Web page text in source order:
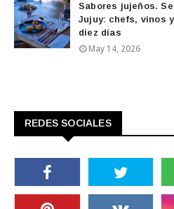
Sabores jujeños.
Jujuy: chefs, vinos
diez días
May 14, 2026
REDES SOCIALES